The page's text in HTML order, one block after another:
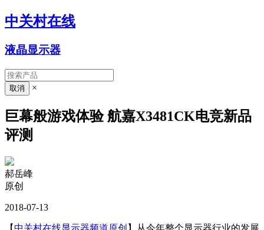
中关村在线
液晶显示器
×
巨幕般游戏体验 航嘉X3481CK电竞新品
评测
郝岳峰
原创
2018-07-13